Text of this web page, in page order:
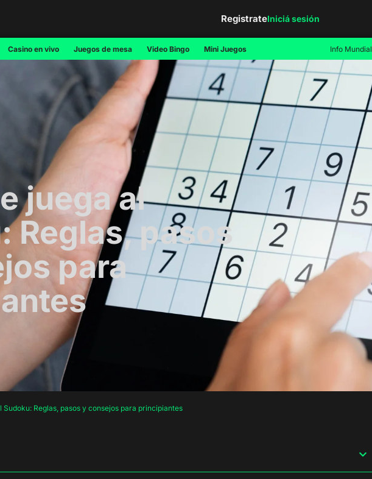
RegistrateIniciá sesión
Casino en vivo Juegos de mesa Video Bingo Mini Juegos Info Mundial
juega al
Reglas, pasos
para
Sudoku: Reglas, pasos y consejos para principiantes